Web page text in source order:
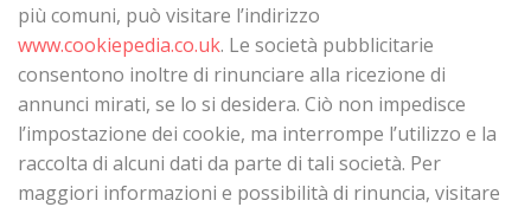
più comuni, può visitare l’indirizzo
www.cookiepedia.co.uk. Le società pubblicitarie
consentono inoltre di rinunciare alla ricezione di
annunci mirati, se lo si desidera. Ciò non impedisce
l’impostazione dei cookie, ma interrompe l’utilizzo e la
raccolta di alcuni dati da parte di tali società. Per
maggiori informazioni e possibilità di rinuncia, visitare